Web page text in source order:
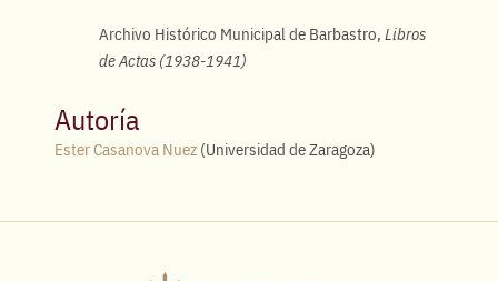
Archivo Histórico Municipal de Barbastro, Libros
de Actas (1938-1941)
Autoría
Ester Casanova Nuez (Universidad de Zaragoza)